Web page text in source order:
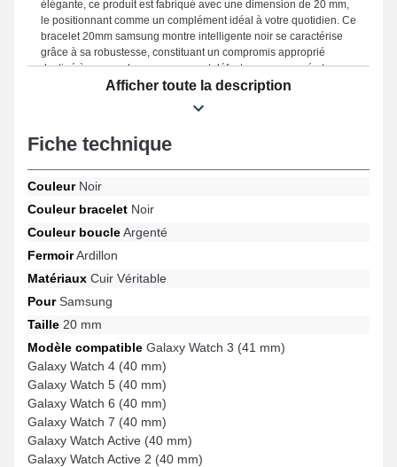
élégante, ce produit est fabriqué avec une dimension de 20 mm,
le positionnant comme un complément idéal à votre quotidien. Ce
bracelet 20mm samsung montre intelligente noir se caractérise
grâce à sa robustesse, constituant un compromis approprié
destiné à renouveler un composant défectueux ou cassé et
améliorer la performance de votre smartwatch. La teinte noire
Watch 3 (41 mm), Galaxy Watch 7 (40 mm), Galaxy Watch FE,
marque Samsung, ce produit assure un fermoir ardillon de très
ergonomie, ce bracelet en Cuir véritable Samsung s'ajuste
parfaitement à une sélection diversifiée adapté à chaque
Afficher toute la description
Fiche technique
CouleurNoir
Couleur bracelet Noir
Couleur boucleArgenté
FermoirArdillon
Matériaux Cuir Véritable
PourSamsung
Taille 20 mm
Modèle compatible Galaxy Watch 3 (41 mm)
Galaxy Watch 4 (40 mm)
Galaxy Watch 5 (40 mm)
Galaxy Watch 6 (40 mm)
Galaxy Watch 7 (40 mm)
Galaxy Watch Active (40 mm)
Galaxy Watch Active 2 (40 mm)